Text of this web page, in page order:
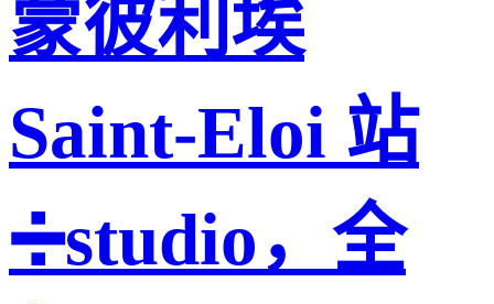
蒙彼利埃
Saint-Eloi 站
➗studio，全